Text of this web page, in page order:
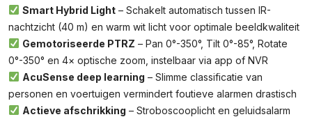
Smart Hybrid Light– Schakelt automatisch tussen IR-
nachtzicht (40 m) en warm wit licht voor optimale beeldkwaliteit
Gemotoriseerde PTRZ – Pan 0°-350°, Tilt 0°-85°, Rotate
0°-350° en 4× optische zoom, instelbaar via app of NVR
AcuSense deep learning – Slimme classificatie van
personen en voertuigen vermindert foutieve alarmen drastisch
Actieve afschrikking – Stroboscooplicht en geluidsalarm